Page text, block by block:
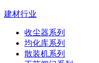
建材行业
收尘器系列
均化库系列
散装机系列